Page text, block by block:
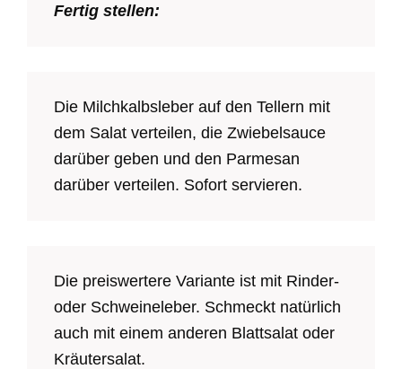
Fertig stellen:
Die Milchkalbsleber auf den Tellern mit
dem Salat verteilen, die Zwiebelsauce
darüber geben und den Parmesan
darüber verteilen. Sofort servieren.
Die preiswertere Variante ist mit Rinder-
oder Schweineleber. Schmeckt natürlich
auch mit einem anderen Blattsalat oder
Kräutersalat.